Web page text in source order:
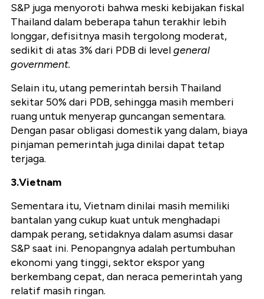
S&P juga menyoroti bahwa meski kebijakan fiskal
Thailand dalam beberapa tahun terakhir lebih
longgar, defisitnya masih tergolong moderat,
sedikit di atas 3% dari PDB di levelgeneral
government.
Selain itu, utang pemerintah bersih Thailand
sekitar 50% dari PDB, sehingga masih memberi
ruang untuk menyerap guncangan sementara.
Dengan pasar obligasi domestik yang dalam, biaya
pinjaman pemerintah juga dinilai dapat tetap
terjaga.
3.Vietnam
Sementara itu, Vietnam dinilai masih memiliki
bantalan yang cukup kuat untuk menghadapi
dampak perang, setidaknya dalam asumsi dasar
S&P saat ini. Penopangnya adalah pertumbuhan
ekonomi yang tinggi, sektor ekspor yang
berkembang cepat, dan neraca pemerintah yang
relatif masih ringan.